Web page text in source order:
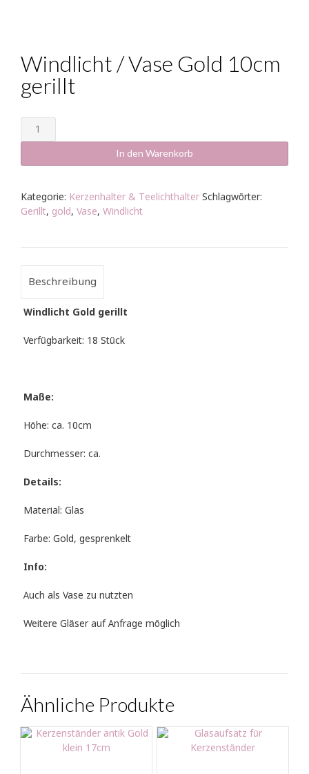
Windlicht / Vase Gold 10cm
gerillt
Windlicht
/
Gold
gerillt
Menge
In den Warenkorb
Kategorie: Kerzenhalter & Teelichthalter Schlagwörter:
Gerillt, gold, Vase, Windlicht
Beschreibung
Windlicht Gold gerillt
Verfügbarkeit: 18 Stück
Maße:
Höhe: ca. 10cm
Durchmesser: ca.
Details:
Material: Glas
Farbe: Gold, gesprenkelt
Info:
Auch als Vase zu nutzten
Weitere Gläser auf Anfrage möglich
Ähnliche Produkte